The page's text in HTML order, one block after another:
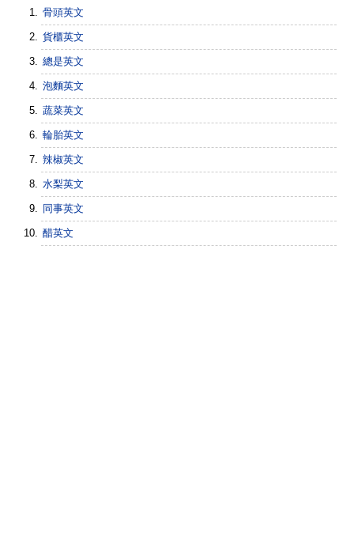
骨頭英文
貨櫃英文
總是英文
泡麵英文
蔬菜英文
輪胎英文
辣椒英文
水梨英文
同事英文
醋英文